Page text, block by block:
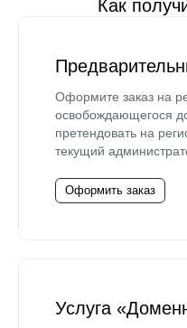
Как
Оформите заказ на
освобождающегося
претендовать на
текущий
Оформить заказ
Услуга